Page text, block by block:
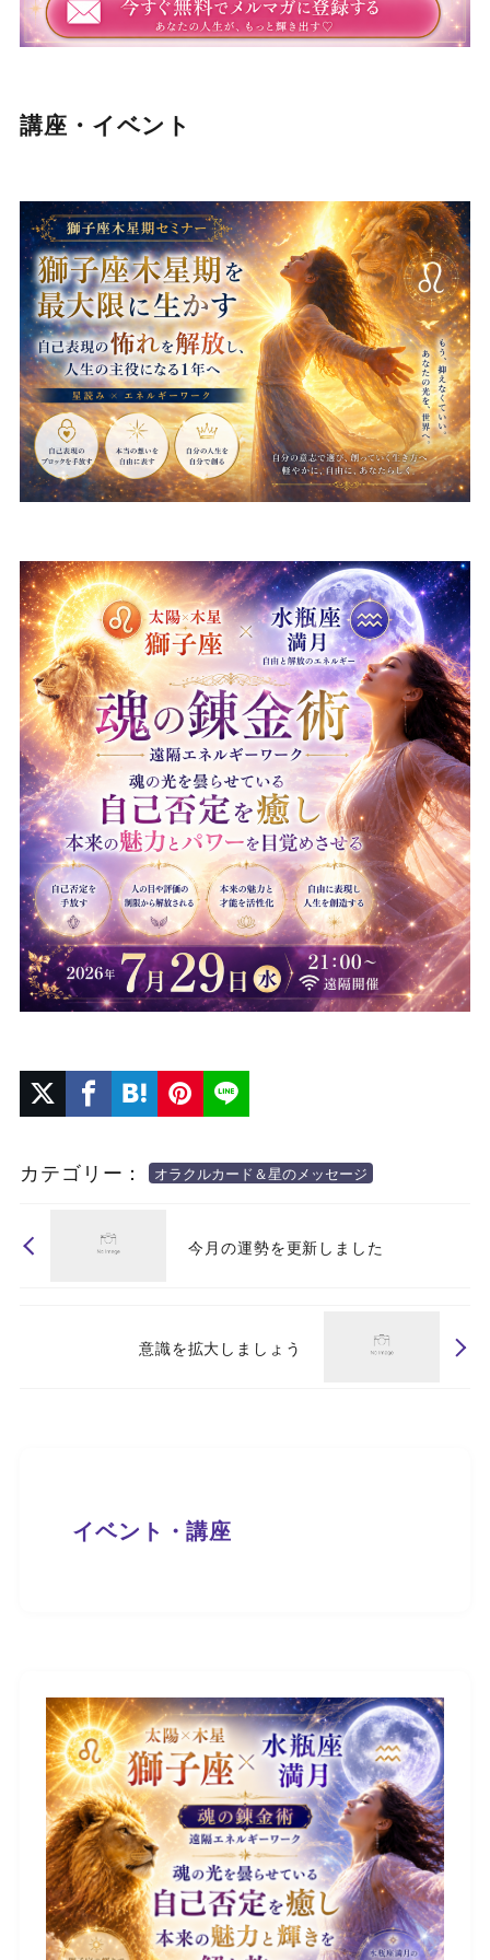
講座・イベント
カテゴリー： オラクルカード＆星のメッセージ
今月の運勢を更新しました
意識を拡大しましょう
イベント・講座